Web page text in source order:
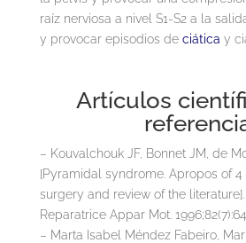
raíz nerviosa a nivel S1-S2 a la
y provocar episodios de ciática y
Artículos
– Kouvalchouk JF, Bonnet JM, de
[Pyramidal syndrome. Apropos of
surgery and review of the
Reparatrice Appar Mot.
– Marta Isabel Méndez Fabeiro,